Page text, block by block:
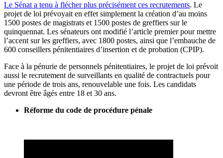
Le Sénat a tenu à flécher plus précisément ces recrutements. Le
projet de loi prévoyait en effet simplement la création d’au moins
1500 postes de magistrats et 1500 postes de greffiers sur le
quinquennat. Les sénateurs ont modifié l’article premier pour mettre
l’accent sur les greffiers, avec 1800 postes, ainsi que l’embauche de
600 conseillers pénitentiaires d’insertion et de probation (CPIP).
Face à la pénurie de personnels pénitentiaires, le projet de loi prévoit
aussi le recrutement de surveillants en qualité de contractuels pour
une période de trois ans, renouvelable une fois. Les candidats
devront être âgés entre 18 et 30 ans.
Réforme du code de procédure pénale